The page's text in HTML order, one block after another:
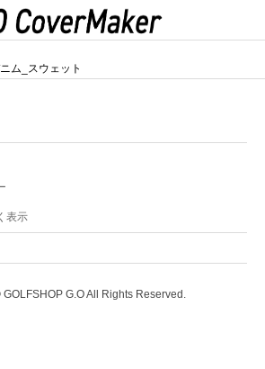
ム_スウェット
表示
G.O All Rights Reserved.